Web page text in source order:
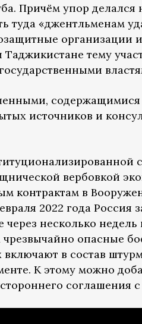
Причём упор делался
туда «джентльменам
организации
тему
источников и
вербовкой
контрактам в
2022 года Россия
несколько
опасные
в состав
К этому можно
соглашения